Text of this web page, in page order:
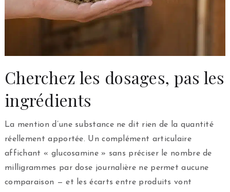
Cherchez les dosages, pas les
ingrédients
La mention d’une substance ne dit rien de la quantité
réellement apportée. Un complément articulaire
affichant « glucosamine » sans préciser le nombre de
milligrammes par dose journalière ne permet aucune
comparaison — et les écarts entre produits vont